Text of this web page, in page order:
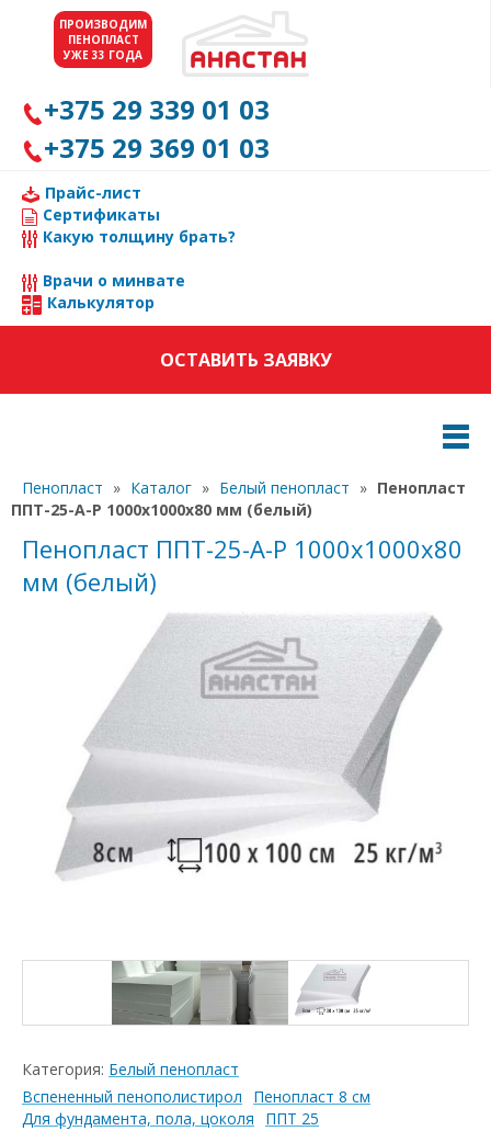
+375 29 339 01 03
+375 29 369 01 03
Прайс-лист
Сертификаты
Какую толщину брать?
Врачи о минвате
Калькулятор
ОСТАВИТЬ ЗАЯВКУ
ПРОИЗВОДИМ
ПЕНОПЛАСТ
УЖЕ 33 ГОДА
Пенопласт » Каталог » Белый пенопласт » Пенопласт
ППТ-25-А-Р 1000х1000х80 мм (белый)
Пенопласт ППТ-25-А-Р 1000х1000х80
мм (белый)
Категория: Белый пенопласт
Вспененный пенополистирол
Пенопласт 8 см
Для фундамента, пола, цоколя
ППТ 25